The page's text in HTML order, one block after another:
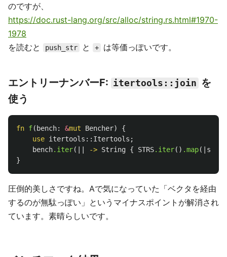
のですが、
https://doc.rust-lang.org/src/alloc/string.rs.html#1970-
1978
を読むと
push_str と + は等価っぽいです。
エントリーナンバーF: itertools::join を
使う
fn f( bench: &mut Bencher)
{
use itertools :: Itertools ;
bench.iter(|| -> String { STRS.iter() .map(| s
}
圧倒的美しさですね。Aで気になっていた「ベクタを経由
するのが無駄っぽい」というマイナスポイントが解消され
ています。素晴らしいです。